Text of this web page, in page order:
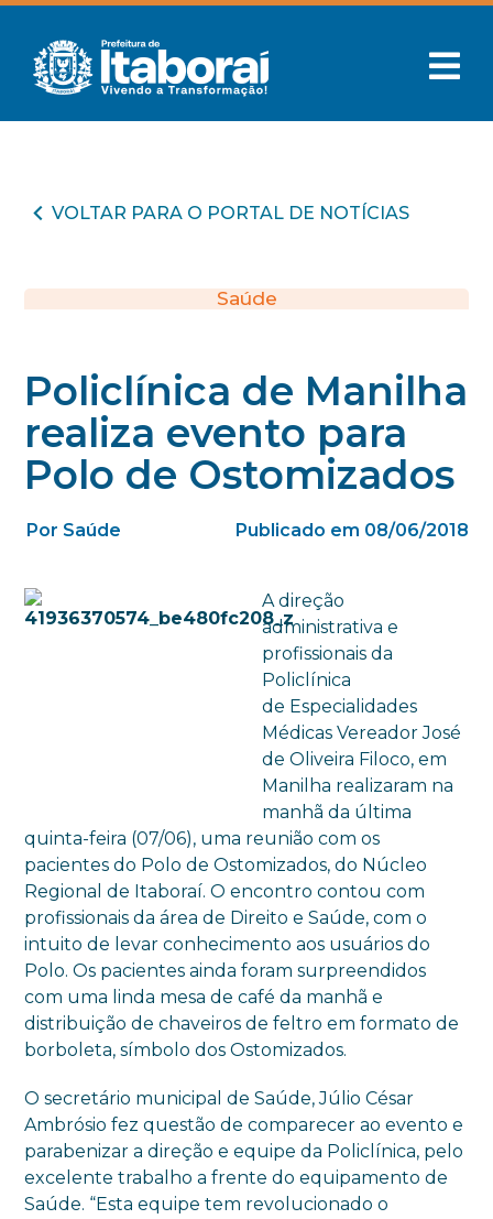
VOLTAR PARA O PORTAL DE NOTÍCIAS
Saúde
Policlínica de Manilha
realiza evento para
Polo de Ostomizados
Por Saúde Publicado em 08/06/2018
A direção
administrativa e
profissionais da
Policlínica
de Especialidades
Médicas Vereador José
de Oliveira Filoco, em
Manilha realizaram na
manhã da última
quinta-feira (07/06), uma reunião com os
pacientes do Polo de Ostomizados, do Núcleo
Regional de Itaboraí. O encontro contou com
profissionais da área de Direito e Saúde, com o
intuito de levar conhecimento aos usuários do
Polo. Os pacientes ainda foram surpreendidos
com uma linda mesa de café da manhã e
distribuição de chaveiros de feltro em formato de
borboleta, símbolo dos Ostomizados.
O secretário municipal de Saúde, Júlio César
Ambrósio fez questão de comparecer ao evento e
parabenizar a direção e equipe da Policlínica, pelo
excelente trabalho a frente do equipamento de
Saúde. “Esta equipe tem revolucionado o